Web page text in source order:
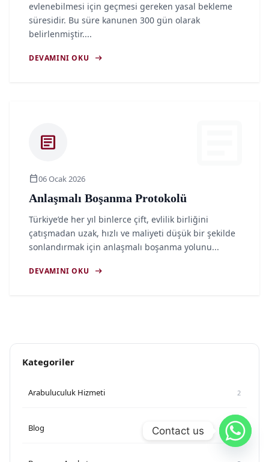
evlenebilmesi için geçmesi gereken yasal bekleme
süresidir. Bu süre kanunen 300 gün olarak
belirlenmiştir....
DEVAMINI OKU arrow_right_alt
article
calendar_today06 Ocak 2026
Anlaşmalı Boşanma Protokolü
Türkiye’de her yıl binlerce çift, evlilik birliğini
çatışmadan uzak, hızlı ve maliyeti düşük bir şekilde
sonlandırmak için anlaşmalı boşanma yolunu...
DEVAMINI OKU arrow_right_alt
Kategoriler
Arabuluculuk Hizmeti 2
Blog Contact us